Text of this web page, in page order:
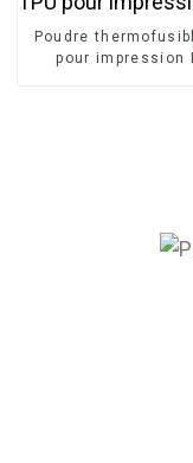
Poudre
pour impression